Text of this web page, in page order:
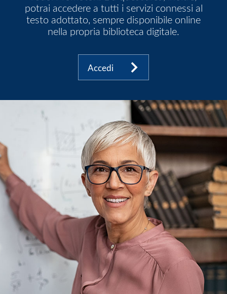
potrai accedere a tutti i servizi connessi al
testo adottato, sempre disponibile online
nella propria biblioteca digitale.
Accedi